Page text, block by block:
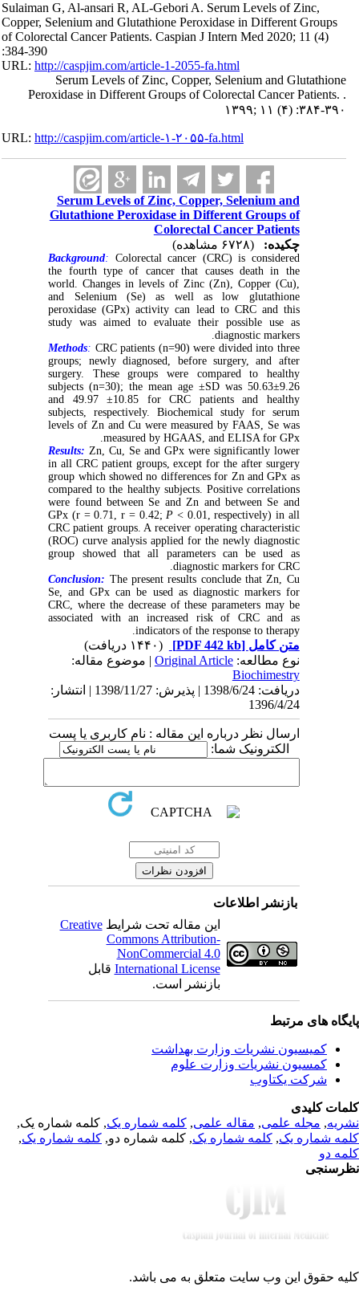
Sulaiman G, Al-ansari R, AL-Gebori A. Serum Levels of Zinc,
Copper, Selenium and Glutathione Peroxidase in Different Groups
of Colorectal Cancer Patients. Caspian J Intern Med 2020; 11 (4)
:384-390
URL:http://caspjim.com/article-1-2055-fa.html
Serum Levels of Zinc, Copper, Selenium and Glutathione
Peroxidase in Different Groups of Colorectal Cancer Patients. .
۱۳۹۹; ۱۱ (۴) :۳۸۴-۳۹۰
URL:http://caspjim.com/article-۱-۲۰۵۵-fa.html
Serum Levels of Zinc, Copper, Selenium and
Glutathione Peroxidase in Different Groups of
Colorectal Cancer Patients
چکیده:
Background : Colorectal cancer (CRC) is considered
the fourth type of cancer that causes death in the
world. Changes in levels of Zinc (Zn), Copper (Cu),
and Selenium (Se) as well as low glutathione
peroxidase (GPx) activity can lead to CRC and this
study was aimed to evaluate their possible use as
diagnostic markers.
Methods:CRC patients (n=90) were divided into three
groups; newly diagnosed, before surgery, and after
surgery. These groups were compared to healthy
subjects (n=30); the mean age ±SD was 50.63±9.26
and 49.97 ±10.85 for CRC patients and healthy
subjects, respectively. Biochemical study for serum
levels of Zn and Cu were measured by FAAS, Se was
measured by HGAAS, and ELISA for GPx.
Results:Zn, Cu, Se and GPx were significantly lower
in all CRC patient groups, except for the after surgery
group which showed no differences for Zn and GPx as
compared to the healthy subjects. Positive correlations
were found between Se and Zn and between Se and
GPx (r = 0.71, r = 0.42; P< 0.01, respectively) in all
CRC patient groups. A receiver operating characteristic
(ROC) curve analysis applied for the newly diagnostic
group showed that all parameters can be used as
diagnostic markers for CRC.
Conclusion:The present results conclude that Zn, Cu
Se, and GPx can be used as diagnostic markers for
CRC, where the decrease of these parameters may be
associated with an increased risk of CRC and as
indicators of the response to therapy.
متن کامل[PDF 442 kb]
نوع مطالعه:Original Article| موضوع مقاله:
Biochimestry
دریافت: 1398/6/24 | پذیرش: 1398/11/27 | انتشار:
1396/4/24
ارسال نظر درباره این مقاله : نام کاربری یا پست
الکترونیک شما:
بازنشر اطلاعات
این مقاله تحت شرایطCreative
Commons Attribution-
NonCommercial 4.0
International Licenseقابل
بازنشر است.
های مرتبط
کمیسیون نشریات وزارت بهداشت
کمسیون نشریات وزارت علوم
شرکت یکتاوب
کلیدی
,مجله علمی, مقاله علمی, کلمه شماره یک, کلمه شماره یک,
شماره یک,کلمه شماره یک, کلمه شماره دو,کلمه شماره یک,
دو
حقوق این وب سایت متعلق بهمی باشد.